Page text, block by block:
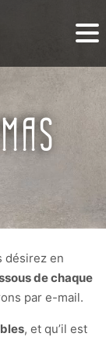
désirez en
de chaque
par e-mail.
, et qu’il est